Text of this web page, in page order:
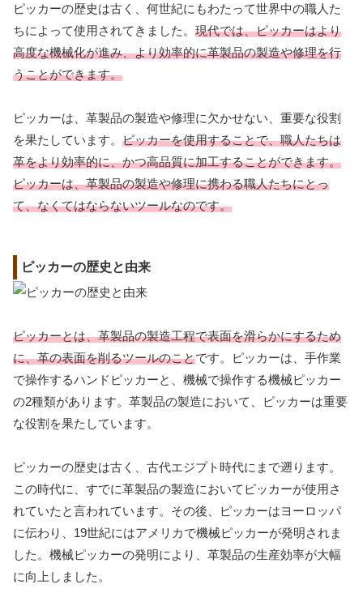
ピッカーの歴史は古く、何世紀にもわたって世界中の職人た
ちによって使用されてきました。 現代では、ピッカーはより
高度な機械化が進み、より効率的に革製品の製造や修理を行
うことができます。
ピッカーは、革製品の製造や修理に欠かせない、重要な役割
を果たしています。 ピッカーを使用することで、職人たちは
革をより効率的に、かつ高品質に加工することができます。
ピッカーは、革製品の製造や修理に携わる職人たちにとっ
て、なくてはならないツールなのです。
ピッカーの歴史と由来
ピッカーとは、革製品の製造工程で表面を滑らかにするため
に、革の表面を削るツールのことです。ピッカーは、手作業
で操作するハンドピッカーと、機械で操作する機械ピッカー
の2種類があります。革製品の製造において、ピッカーは重要
な役割を果たしています。
ピッカーの歴史は古く、古代エジプト時代にまで遡ります。
この時代に、すでに革製品の製造においてピッカーが使用さ
れていたと言われています。その後、ピッカーはヨーロッパ
に伝わり、19世紀にはアメリカで機械ピッカーが発明されま
した。機械ピッカーの発明により、革製品の生産効率が大幅
に向上しました。